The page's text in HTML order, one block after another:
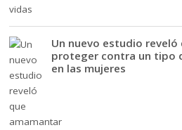
Un nuevo estudio
proteger contra un tipo
en las mujeres